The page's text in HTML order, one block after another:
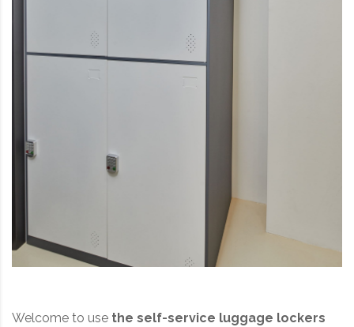
Welcome to use the self-service luggage lockers